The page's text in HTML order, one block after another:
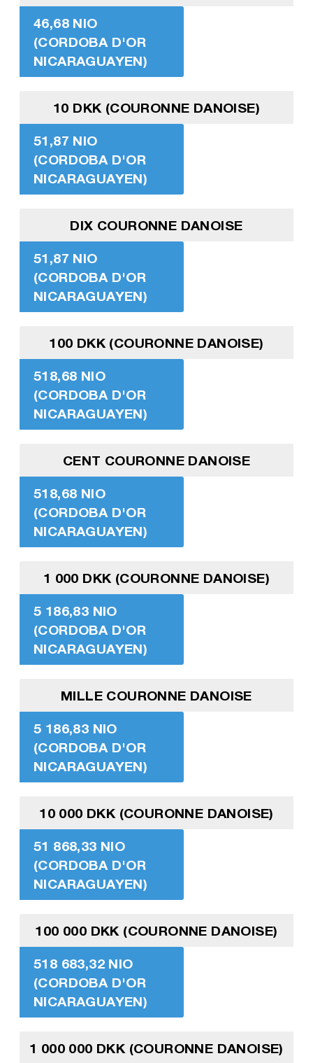
46,68 NIO
(CORDOBA D'OR
NICARAGUAYEN)
10 DKK (COURONNE DANOISE)
51,87 NIO
(CORDOBA D'OR
NICARAGUAYEN)
DIX COURONNE DANOISE
51,87 NIO
(CORDOBA D'OR
NICARAGUAYEN)
100 DKK (COURONNE DANOISE)
518,68 NIO
(CORDOBA D'OR
NICARAGUAYEN)
CENT COURONNE DANOISE
518,68 NIO
(CORDOBA D'OR
NICARAGUAYEN)
1 000 DKK (COURONNE DANOISE)
5 186,83 NIO
(CORDOBA D'OR
NICARAGUAYEN)
MILLE COURONNE DANOISE
5 186,83 NIO
(CORDOBA D'OR
NICARAGUAYEN)
10 000 DKK (COURONNE DANOISE)
51 868,33 NIO
(CORDOBA D'OR
NICARAGUAYEN)
100 000 DKK (COURONNE DANOISE)
518 683,32 NIO
(CORDOBA D'OR
NICARAGUAYEN)
1 000 000 DKK (COURONNE DANOISE)